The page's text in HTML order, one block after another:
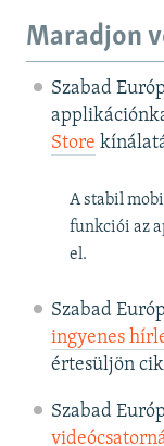
Maradjon
Szabad
Store
A stabil
funkciói az
el.
Szabad
ingyenes
értesüljön
Szabad